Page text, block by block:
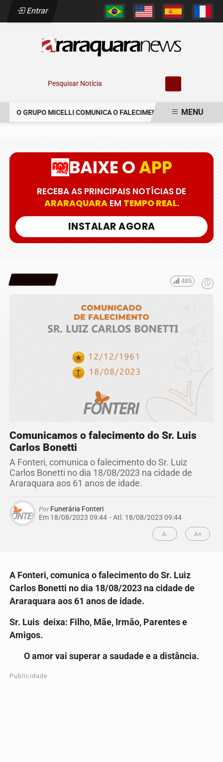
Entrar
Pesquisar Notícia
O GRUPO MICELLI COMUNICA O FALECIMENTO DO SR. MARCELO
MENU
BAIXE OAPP
RECEBA AS PRINCIPAIS NOTÍCIAS DE
ARARAQUARAEM TEMPO REAL.
INSTALAR AGORA
485
Comunicamos o falecimento do Sr. Luis
Carlos Bonetti
A Fonteri, comunica o falecimento do Sr. Luiz
Carlos Bonetti no dia 18/08/2023 na cidade de
Araraquara aos 61 anos de idade.
PorFunerária Fonteri
Em 18/08/2023 09:44 - Atl. 18/08/2023 09:44
A- A+
A Fonteri, comunica o falecimento do Sr. Luiz
Carlos Bonetti no dia 18/08/2023 na cidade de
Araraquara aos 61 anos de idade.
Sr. Luis deixa: Filho, Mãe, Irmão, Parentes e
Amigos.
O amor vai superar a saudade e a distância.
Publicidade